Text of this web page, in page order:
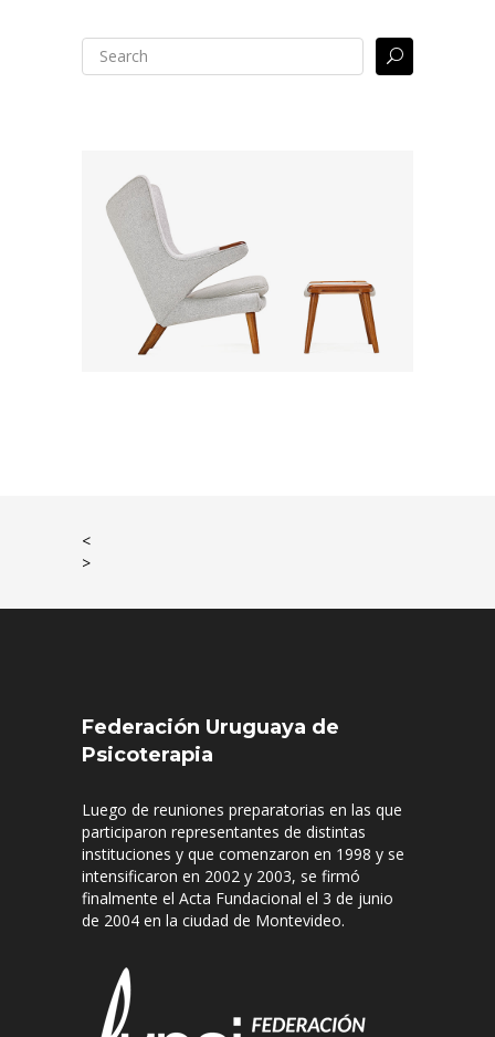
<
>
Federación Uruguaya de
Psicoterapia
Luego de reuniones preparatorias en las que
participaron representantes de distintas
instituciones y que comenzaron en 1998 y se
intensificaron en 2002 y 2003, se firmó
finalmente el Acta Fundacional el 3 de junio
de 2004 en la ciudad de Montevideo.